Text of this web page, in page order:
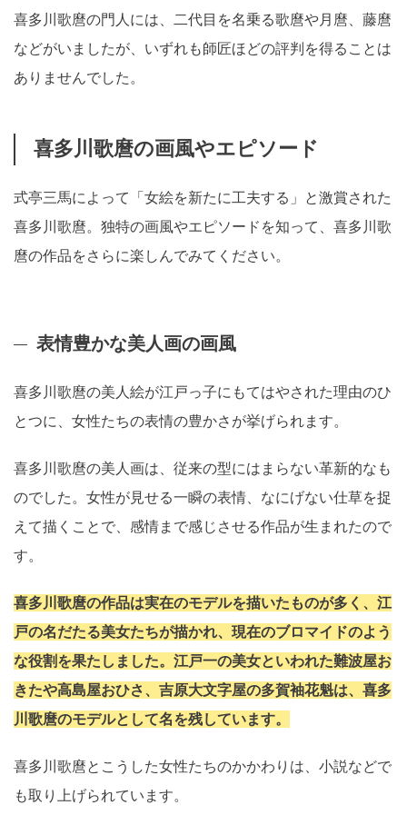
喜多川歌麿の門人には、二代目を名乗る歌麿や月麿、藤麿
などがいましたが、いずれも師匠ほどの評判を得ることは
ありませんでした。
喜多川歌麿の画風やエピソード
式亭三馬によって「女絵を新たに工夫する」と激賞された
喜多川歌麿。独特の画風やエピソードを知って、喜多川歌
麿の作品をさらに楽しんでみてください。
表情豊かな美人画の画風
喜多川歌麿の美人絵が江戸っ子にもてはやされた理由のひ
とつに、女性たちの表情の豊かさが挙げられます。
喜多川歌麿の美人画は、従来の型にはまらない革新的なも
のでした。女性が見せる一瞬の表情、なにげない仕草を捉
えて描くことで、感情まで感じさせる作品が生まれたので
す。
喜多川歌麿の作品は実在のモデルを描いたものが多く、江
戸の名だたる美女たちが描かれ、現在のブロマイドのよう
な役割を果たしました。江戸一の美女といわれた難波屋お
きたや高島屋おひさ、吉原大文字屋の多賀袖花魁は、喜多
川歌麿のモデルとして名を残しています。
喜多川歌麿とこうした女性たちのかかわりは、小説などで
も取り上げられています。